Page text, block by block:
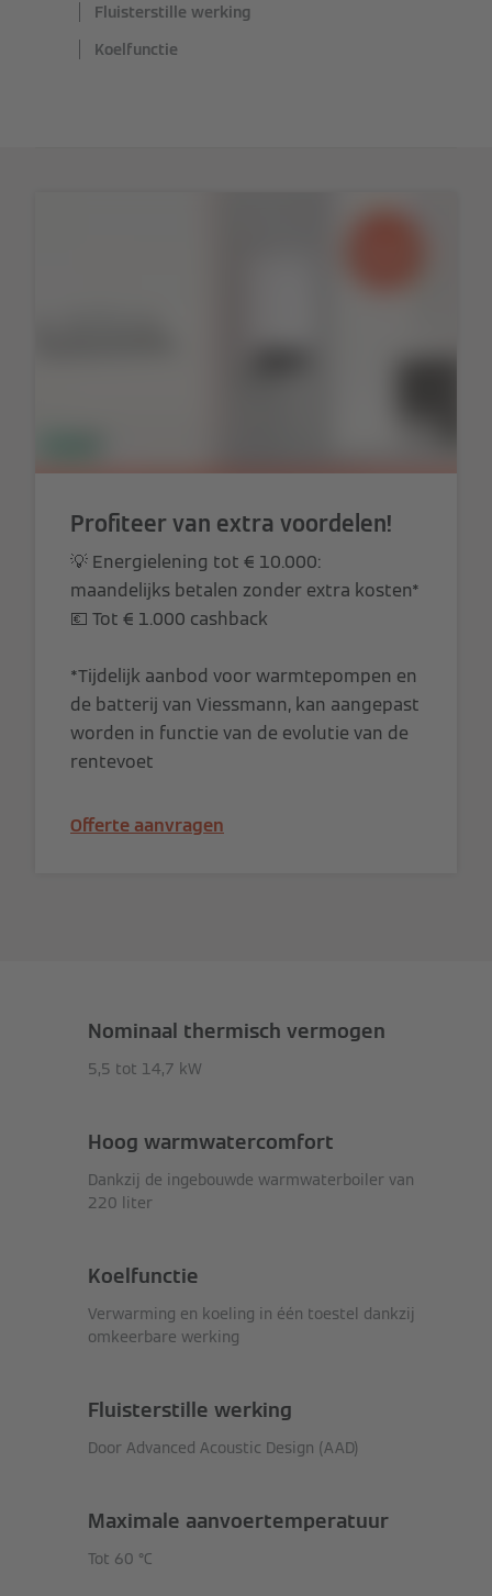
Fluisterstille werking
Koelfunctie
Profiteer van extra voordelen!
💡 Energielening tot € 10.000:
maandelijks betalen zonder extra kosten*
💶 Tot € 1.000 cashback
*Tijdelijk aanbod voor warmtepompen en
de batterij van Viessmann, kan aangepast
worden in functie van de evolutie van de
rentevoet
Offerte aanvragen
Nominaal thermisch vermogen
5,5 tot 14,7 kW
Hoog warmwatercomfort
Dankzij de ingebouwde warmwaterboiler van
220 liter
Koelfunctie
Verwarming en koeling in één toestel dankzij
omkeerbare werking
Fluisterstille werking
Door Advanced Acoustic Design (AAD)
Maximale aanvoertemperatuur
Tot 60 °C